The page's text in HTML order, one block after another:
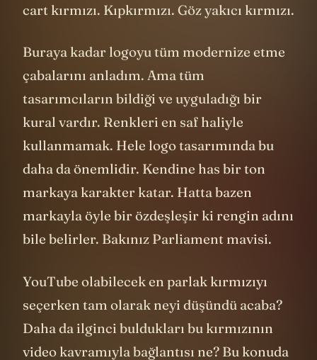
cart kırmızı. Kıpkırmızı. Göz yakıcı kırmızı.
Buraya kadar logoyu tüm modernize etme
çabalarını anladım. Ama tüm
tasarımcıların bildiği ve uyguladığı bir
kural vardır. Renkleri en saf haliyle
kullanmamak. Hele logo tasarımında bu
daha da önemlidir. Kendine has bir ton
markaya karakter katar. Hatta bazen
markayla öyle bir özdeşleşir ki rengin adını
bile belirler. Bakınız Parliament mavisi.
YouTube olabilecek en parlak kırmızıyı
seçerken tam olarak neyi düşündü acaba?
Daha da ilginci buldukları bu kırmızının
video kavramıyla bağlantısı ne? Bu konuda